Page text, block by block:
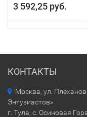
3 592,25 руб.
КОНТАКТЫ
Москва, ул.
Энтузиастов»
г. Тула, с. Осиновая